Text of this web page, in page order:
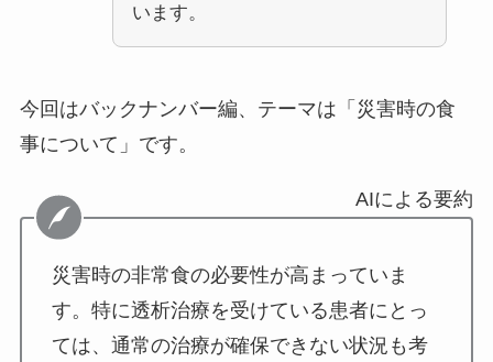
います。
今回はバックナンバー編、テーマは「災害時の食
事について」です。
AIによる要約
災害時の非常食の必要性が高まっていま
す。特に透析治療を受けている患者にとっ
ては、通常の治療が確保できない状況も考